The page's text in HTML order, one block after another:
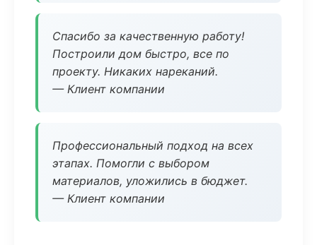
Спасибо за качественную работу!
Построили дом быстро, все по
проекту. Никаких нареканий.
— Клиент компании
Профессиональный подход на всех
этапах. Помогли с выбором
материалов, уложились в бюджет.
— Клиент компании